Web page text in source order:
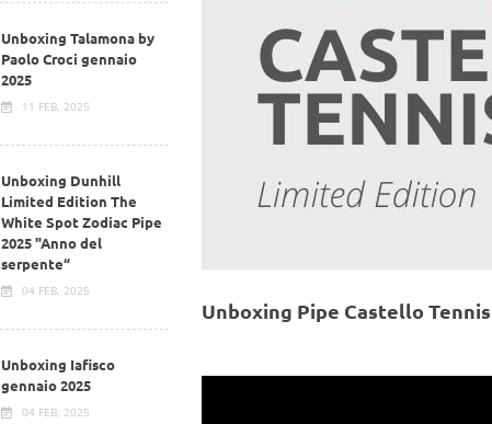
Unboxing Talamona by
Paolo Croci gennaio
2025
11 FEB, 2025
Unboxing Dunhill
Limited Edition The
White Spot Zodiac Pipe
2025 "Anno del
serpente“
04 FEB, 2025
Unboxing Iafisco
gennaio 2025
04 FEB, 2025
Unboxing Pipe Castello